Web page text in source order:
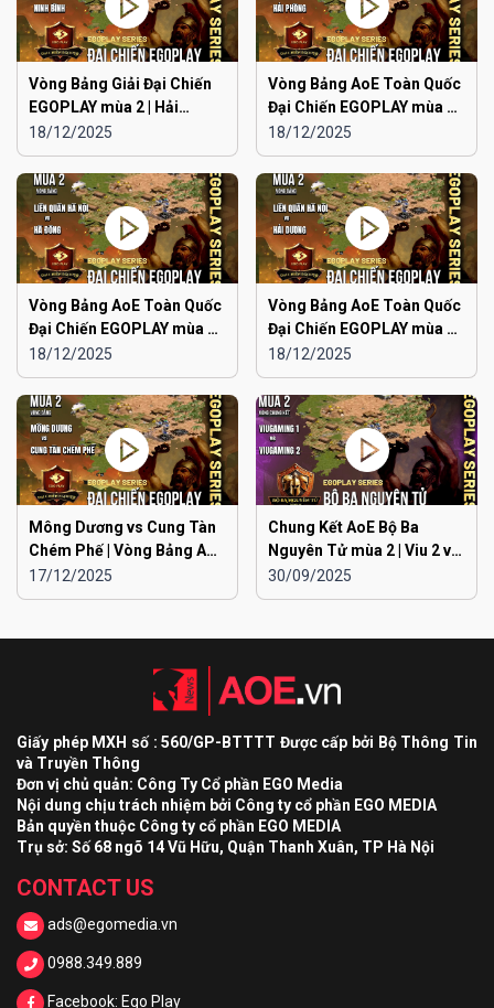
Vòng Bảng Giải Đại Chiến
EGOPLAY mùa 2 | Hải
Phòng vs Ninh Bình
18/12/2025
Vòng Bảng AoE Toàn Quốc
Đại Chiến EGOPLAY mùa 2 |
Japan vs Hải Phòng
18/12/2025
Vòng Bảng AoE Toàn Quốc
Đại Chiến EGOPLAY mùa 2 |
Liên Quân Hà Nội vs Hà
Đông
18/12/2025
Vòng Bảng AoE Toàn Quốc
Đại Chiến EGOPLAY mùa 2 |
Liên Quân Hà Nội vs Hải
Dương
18/12/2025
Mông Dương vs Cung Tàn
Chém Phế | Vòng Bảng AoE
Toàn Quốc Đại Chiến
EGOPLAY mùa 2
17/12/2025
Chung Kết AoE Bộ Ba
Nguyên Tử mùa 2 | Viu 2 vs
Viu 1
30/09/2025
Giấy phép MXH số : 560/GP-BTTTT Được cấp bởi Bộ Thông Tin
và Truyền Thông
Đơn vị chủ quản: Công Ty Cổ phần EGO Media
Nội dung chịu trách nhiệm bởi Công ty cổ phần EGO MEDIA
Bản quyền thuộc Công ty cổ phần EGO MEDIA
Trụ sở: Số 68 ngõ 14 Vũ Hữu, Quận Thanh Xuân, TP Hà Nội
CONTACT US
ads@egomedia.vn
0988.349.889
Facebook: Ego Play